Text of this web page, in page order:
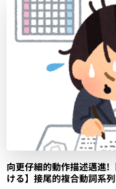
向更仔細的動作描述邁進!
ける】接尾的複合動詞系列